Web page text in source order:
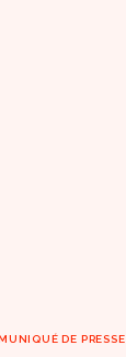
DE PRESSE